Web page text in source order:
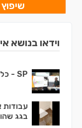
וידאו בנושא
SP - כל מה שאתם לא יודעים על צנרת
בגג